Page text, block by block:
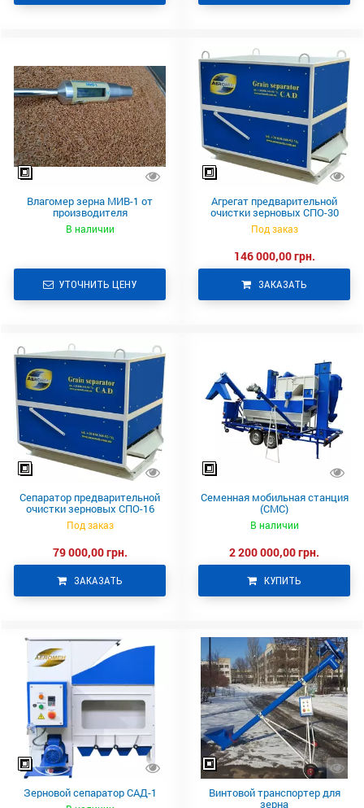
Влагомер зерна МИВ-1 от
производителя
В наличии
УТОЧНИТЬ ЦЕНУ
Агрегат предварительной
очистки зерновых СПО-30
Под заказ
146 000,00 грн.
ЗАКАЗАТЬ
Сепаратор предварительной
очистки зерновых СПО-16
Под заказ
79 000,00 грн.
ЗАКАЗАТЬ
Семенная мобильная станция
(СМС)
В наличии
2 200 000,00 грн.
КУПИТЬ
Зерновой сепаратор САД-1 Винтовой транспортер для
зерна